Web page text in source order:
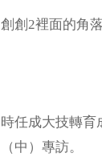
創創2裡面的角
時任成大技轉
（中）專訪。